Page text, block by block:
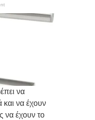
να
και να έχουν
να έχουν το